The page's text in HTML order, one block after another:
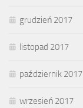
grudzień 2017
listopad 2017
październik 2017
wrzesień 2017